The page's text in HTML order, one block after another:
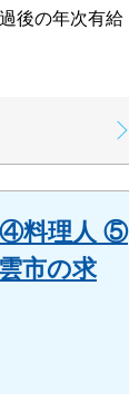
後の年次有給
④料理人 ⑤
市の求